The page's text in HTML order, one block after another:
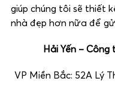
giúp chúng tôi sẽ thiết
nhà đẹp hơn nữa để
Hải Yến –
VP Miền Bắc: 52A Lý